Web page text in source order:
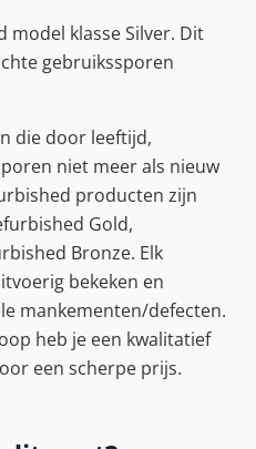
klasse Silver. Dit
gebruikssporen
die door leeftijd,
niet meer als nieuw
producten zijn
Gold,
Bronze. Elk
bekeken en
mankementen/defecten.
heb je een kwalitatief
een scherpe prijs.